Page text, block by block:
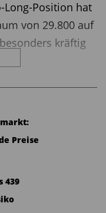
Long-Position hat
von 29.800 auf
kräftig
einen Tick
ihre Netto-
Futures (+4,5
der CoT-Report
Preise
439